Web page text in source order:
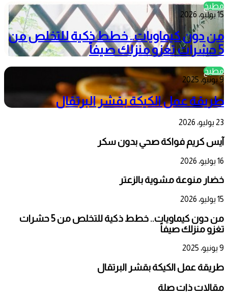
مطبخ
15 يوليو، 2026
من دون كيماويات.. خطط ذكية للتخلص من
5 حشرات تغزو منزلك صيفاً
مطبخ
9 يونيو، 2025
طريقة عمل الكيكة بقشر البرتقال
23 يوليو، 2026
آيس كريم فواكة صحي بدون سكر
16 يوليو، 2026
خضار منوعة مشوية بالزعتر
15 يوليو، 2026
من دون كيماويات.. خطط ذكية للتخلص من 5 حشرات
تغزو منزلك صيفاً
9 يونيو، 2025
طريقة عمل الكيكة بقشر البرتقال
مقالات ذات صلة